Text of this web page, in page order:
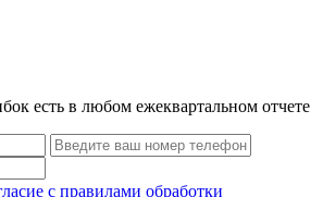
есть в любом ежеквартальном отчете
с правилами обработки